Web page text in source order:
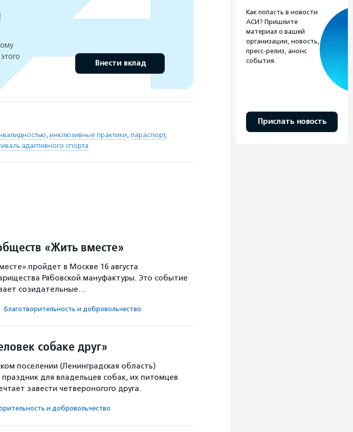
Внести вклад
, инклюзивные практики, параспорт,
адаптивного спорта
«Жить вместе»
пройдет в Москве 16 августа
Рябовской мануфактуры. Это событие
созидательные…
· Благотвори­тель­ность и доброволь­чест­во
собаке друг»
поселении (Ленинградская область)
для владельцев собак, их питомцев
завести четвероногого друга.
и доброволь­чест­во
Как попасть в новости
АСИ? Пришлите
материал о вашей
организации, новость,
пресс-релиз, анонс
события.
Прислать новость